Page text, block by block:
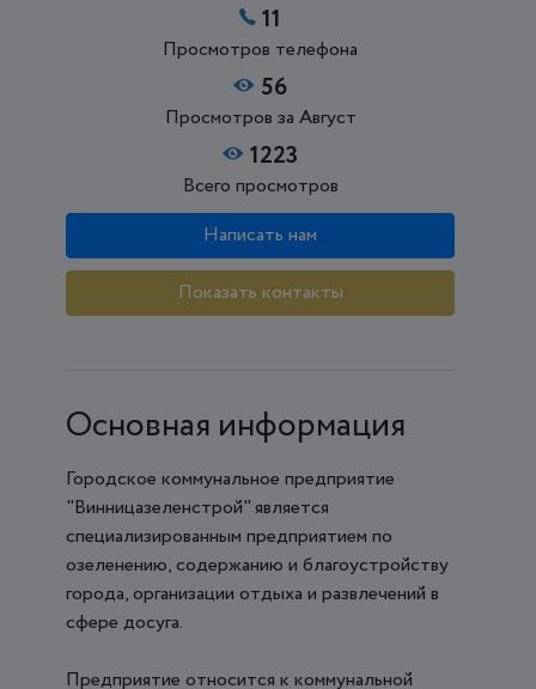
11
Просмотров телефона
56
Просмотров за Август
1223
Всего просмотров
Написать нам
Показать контакты
Основная информация
Городское коммунальное предприятие
"Винницазеленстрой" является
специализированным предприятием по
озеленению, содержанию и благоустройству
города, организации отдыха и развлечений в
сфере досуга.
Предприятие относится к коммунальной